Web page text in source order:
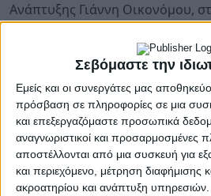
Σεβόμαστε την
Εμείς και οι συνεργάτες μας
πρόσβαση σε πληροφορίες σε μια
και επεξεργαζόμαστε προσωπικά
αναγνωριστικοί και προσαρμοσμένες
αποστέλλονται από μια συσκευή για
και περιεχόμενο, μέτρηση διαφήμισης
ακροατηρίου και ανάπτυξη υπηρεσιών.
Ανάπτυξης Γιάννη Οικονόμου,
χθες το μεσημέρι ο βουλευτής
Δαβάκης. Ο λόγος της
επίσπευση της διαδικασίας
του αρδευτικού δικτύου
συνάντηση, ο Θανάσης
Το έργο με την ονομασία
Λακωνίας» είναι ένα σύγχρονο
Αποφασίστηκε να κατασκευαστεί